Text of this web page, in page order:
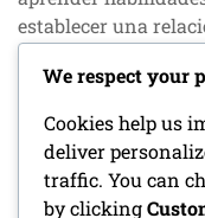
establecer una
Esto puede ayudarle
sus vehículos
Implicaciones
Coleccionar Autos
We respect your
Cookies help us
deliver
traffic. You can
by clicking